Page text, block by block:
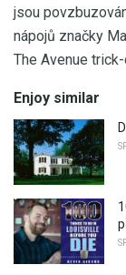
jsou
nápojů značky
The Avenue
Enjoy similar